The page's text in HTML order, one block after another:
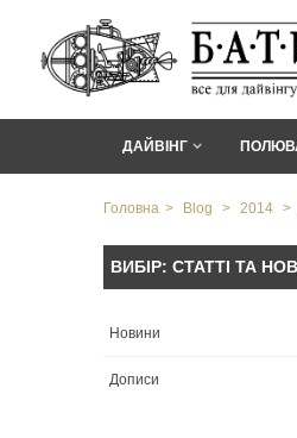
ДАЙВІНГ
Головна > Blog > 2014 >
ВИБІР: СТАТТІ ТА
Новини
Дописи